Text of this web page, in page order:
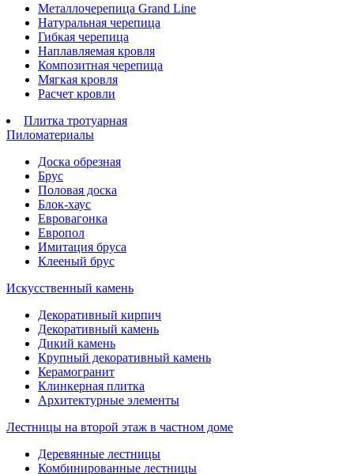
Металлочерепица Grand Line
Натуральная черепица
Гибкая черепица
Наплавляемая кровля
Композитная черепица
Мягкая кровля
Расчет кровли
Плитка тротуарная
Пиломатериалы
Доска обрезная
Брус
Половая доска
Блок-хаус
Евровагонка
Европол
Имитация бруса
Клееный брус
Искусственный камень
Декоративный кирпич
Декоративный камень
Дикий камень
Крупный декоративный камень
Керамогранит
Клинкерная плитка
Архитектурные элементы
Лестницы на второй этаж в частном доме
Деревянные лестницы
Комбинированные лестницы